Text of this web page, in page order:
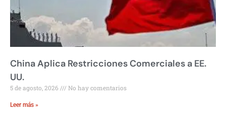
China Aplica Restricciones Comerciales a EE.
UU.
5 de agosto, 2026 No hay comentarios
Leer más »